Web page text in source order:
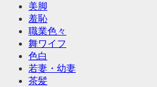
美脚
羞恥
職業色々
舞ワイフ
色白
若妻・幼妻
茶髪